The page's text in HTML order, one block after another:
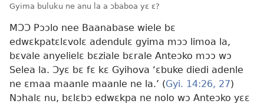
Gyima buluku ne anu la a ɔbaboa yɛ ɛ?
MƆƆ Pɔɔlo nee Baanabase wiele bɛ
edwɛkpatɛlɛvolɛ adendulɛ gyima mɔɔ limoa la,
bɛvale anyelielɛ bɛziale bɛrale Anteɔko mɔɔ wɔ
Selea la. Ɔyɛ bɛ fɛ kɛ Gyihova ‘ɛbuke diedi adenle
ne ɛmaa maanle maanle ne la.’ (Gyi. 14:26, 27)
Nɔhalɛ nu, bɛlɛbɔ edwɛkpa ne nolo wɔ Anteɔko yɛɛ